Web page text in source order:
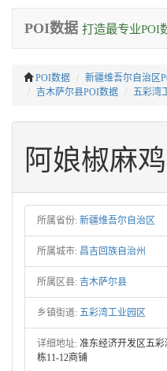
POI数据 打造最专业POI
POI数据 新疆维吾尔自治区
吉木萨尔县POI数据
五彩湾
阿娘椒麻鸡
所属省份: 新疆维吾尔自治区
所属城市: 昌吉回族自治州
所属区县: 吉木萨尔县
乡镇街道: 五彩湾工业园区
详细地址: 准东经济开发区五
栋11-12商铺